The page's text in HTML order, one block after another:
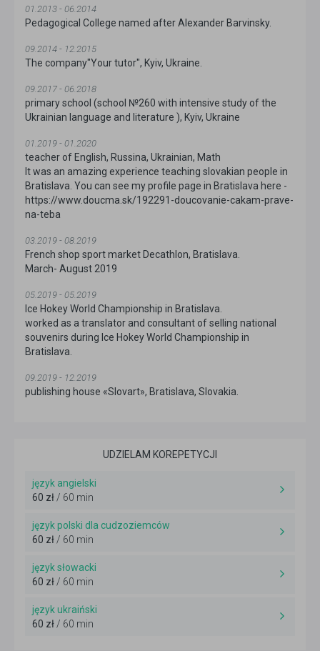
01.2013 - 06.2014
Pedagogical College named after Alexander Barvinsky.
09.2014 - 12.2015
The company"Your tutor", Kyiv, Ukraine.
09.2017 - 06.2018
primary school (school №260 with intensive study of the
Ukrainian language and literature ), Kyiv, Ukraine
01.2019 - 01.2020
teacher of English, Russina, Ukrainian, Math
It was an amazing experience teaching slovakian people in
Bratislava. You can see my profile page in Bratislava here -
https://www.doucma.sk/192291-doucovanie-cakam-prave-
na-teba
03.2019 - 08.2019
French shop sport market Decathlon, Bratislava.
March- August 2019
05.2019 - 05.2019
Ice Hokey World Championship in Bratislava.
worked as a translator and consultant of selling national
souvenirs during Ice Hokey World Championship in
Bratislava.
09.2019 - 12.2019
publishing house «Slovart», Bratislava, Slovakia.
UDZIELAM KOREPETYCJI
język angielski
60 zł / 60 min
język polski dla cudzoziemców
60 zł / 60 min
język słowacki
60 zł / 60 min
język ukraiński
60 zł / 60 min